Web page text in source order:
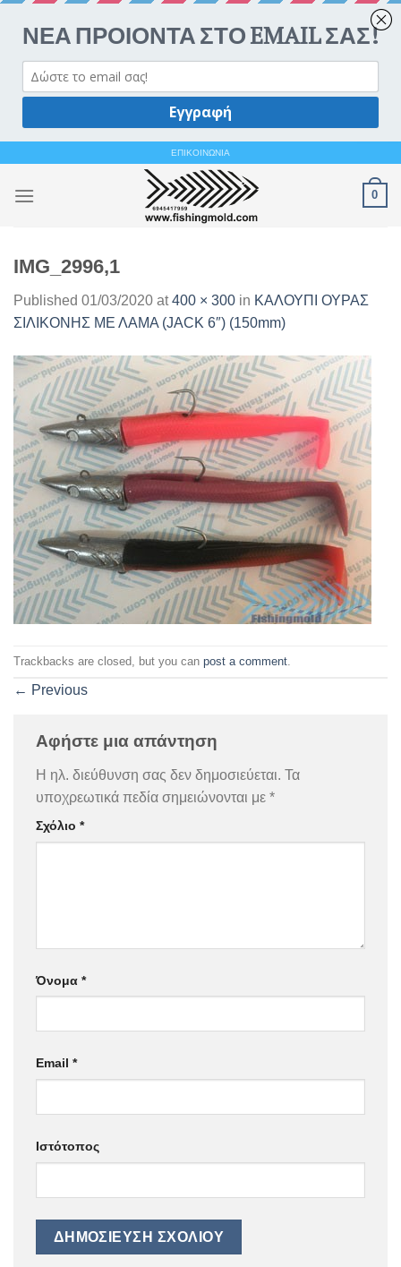
content
ΕΠΙΚΟΙΝΩΝΙΑ
0
IMG_2996,1
Published 01/03/2020 at400 × 300 in ΚΑΛΟΥΠΙ ΟΥΡΑΣ
ΣΙΛΙΚΟΝΗΣ ΜΕ ΛΑΜΑ (JACK 6″) (150mm)
Trackbacks are closed, but you can post a comment
← Previous
Αφήστε μια απάντηση
Η ηλ. διεύθυνση σας δεν δημοσιεύεται. Τα
υποχρεωτικά πεδία σημειώνονται με *
Σχόλιο *
Όνομα *
Email *
Ιστότοπος